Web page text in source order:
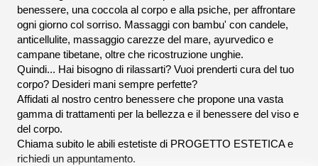
benessere, una coccola al corpo e alla psiche, per affrontare
ogni giorno col sorriso. Massaggi con bambu' con candele,
anticellulite, massaggio carezze del mare, ayurvedico e
campane tibetane, oltre che ricostruzione unghie.
Quindi... Hai bisogno di rilassarti? Vuoi prenderti cura del tuo
corpo? Desideri mani sempre perfette?
Affidati al nostro centro benessere che propone una vasta
gamma di trattamenti per la bellezza e il benessere del viso e
del corpo.
Chiama subito le abili estetiste di PROGETTO ESTETICA e
richiedi un appuntamento.